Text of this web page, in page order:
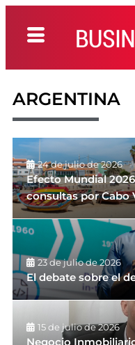
ARGENTINA
24 de julio de 2026
Efecto Mundial
consultas por Cabo
23 de julio de 2026
El debate sobre el
15 de julio de 2026
Negocio